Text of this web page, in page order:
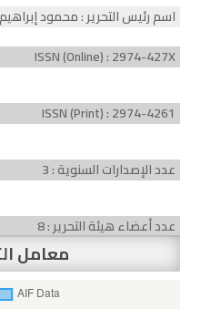
اسم رئيس التحرير : محمود
ISSN (Online) : 2974-427X
ISSN (Print) : 2974-4261
عدد الإصدارات السنوية : 3
عدد أعضاء هيئة التحرير : 8
معامل